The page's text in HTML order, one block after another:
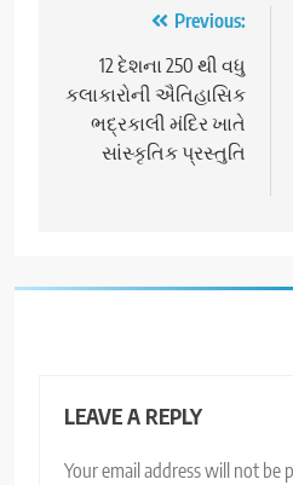
navigation
Previous:
12 દેશના 250 થી વધુ
કલાકારોની ઐતિહાસિક
ભદ્રકાલી મંદિર ખાતે
સાંસ્કૃતિક પ્રસ્તુતિ
LEAVE A REPLY
Your email address will not be